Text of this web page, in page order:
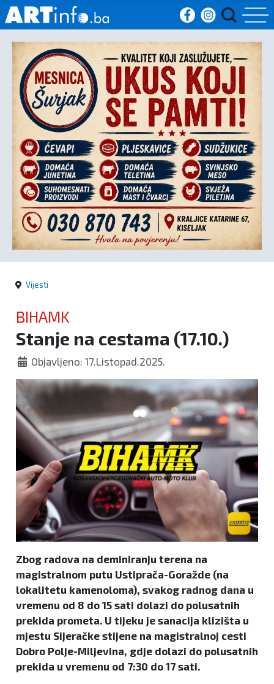
Početna
Vijesti
Sport
Kultura
Crna
kronika
Politika
Vijesti
BIHAMK
Stanje na cestama (17.10.)
Objavljeno: 17.Listopad.2025.
Zbog radova na deminiranju terena na
magistralnom putu Ustiprača-Goražde (na
lokalitetu kamenoloma), svakog radnog dana u
vremenu od 8 do 15 sati dolazi do polusatnih
prekida prometa. U tijeku je sanacija klizišta u
mjestu Sijeračke stijene na magistralnoj cesti
Dobro Polje-Miljevina, gdje dolazi do polusatnih
prekida u vremenu od 7:30 do 17 sati.